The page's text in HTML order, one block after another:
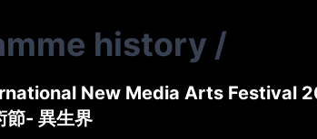
history /
New Media Arts Festival
節- 異生界